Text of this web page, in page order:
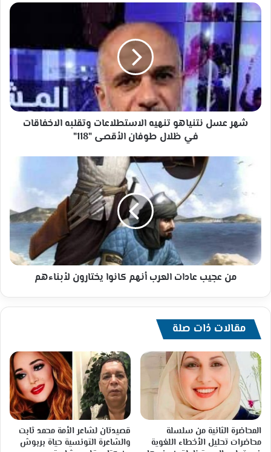
شهر
عسل
نتنياهو
تنهيه
الاستطلاعات
وتقلبه
الاخفاقات
في
ظلال
طوفان
شهر عسل نتنياهو تنهيه الاستطلاعات وتقلبه الاخفاقات
في ظلال طوفان الأقصى "118"
العرب
أنهم
كانوا
يختارون
لأبناءهم
من عجيب عادات العرب أنهم كانوا يختارون لأبناءهم
مقالات ذات صلة
المحاضرة الثانية من سلسلة
محاضرات تحليل الأخطاء اللغوية
قصيدتان لشاعر الأمة محمد ثابت
والشاعرة التونسية حياة بربوش